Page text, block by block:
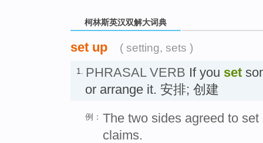
柯林斯英汉双解大词典
set up ( setting, sets )
1. PHRASAL VERB If you set
or arrange it. 安排; 创建
例： The two sides agreed to
claims.